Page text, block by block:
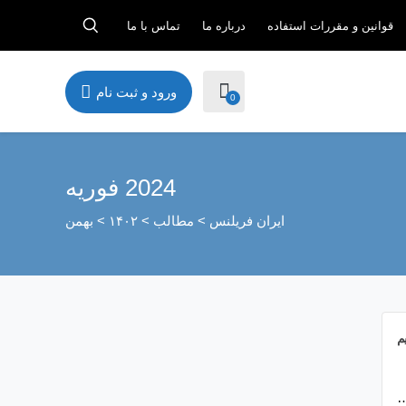
قوانین و مقررات استفاده درباره ما تماس با ما
0 ورود و ثبت نام
2024 فوریه
ایران فریلنس > مطالب > ۱۴۰۲ > بهمن